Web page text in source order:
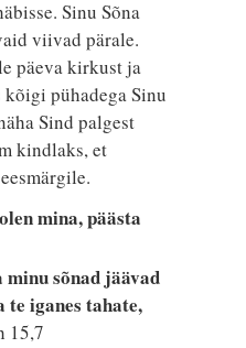
Sinu Sõna
viivad pärale.
päeva kirkust ja
pühadega Sinu
Sind palgest
kindlaks, et
mina, päästa
sõnad jäävad
te iganes tahate,
15,7